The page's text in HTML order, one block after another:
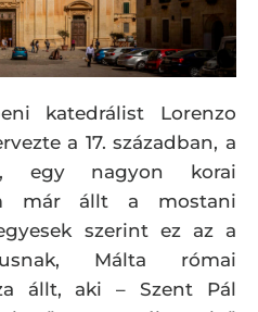
katedrálist Lorenzo
a 17. században, a
egy nagyon korai
már állt a mostani
szerint ez az a
Málta római
állt, aki – Szent Pál